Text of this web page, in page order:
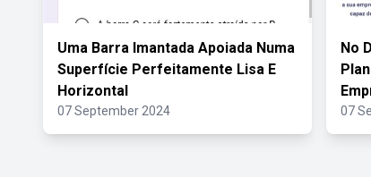
Uma Barra Imantada Apoiada Numa
Superfície Perfeitamente Lisa E
Horizontal
07 September 2024
No
07